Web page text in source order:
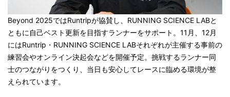
Beyond 2025ではRuntripが協賛し、RUNNING SCIENCE LABと
ともに自己ベスト更新を目指すランナーをサポート。11月、12月
にはRuntrip・RUNNING SCIENCE LABそれぞれが主催する事前の
練習会やオンライン決起会などを開催予定。挑戦するランナー同
士のつながりをつくり、当日も安心してレースに臨める環境が整
えられています。